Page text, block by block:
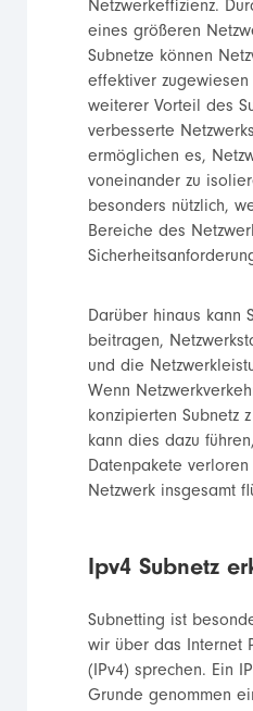
Netzwerkeffizienz.
eines größeren
Subnetze können
effektiver zugewiesen
weiterer Vorteil des
verbesserte
ermöglichen es,
voneinander zu
besonders nützlich,
Bereiche des
Darüber hinaus kann
beitragen,
und die
Wenn
konzipierten Subnetz
kann dies dazu
Datenpakete
Netzwerk insgesamt
Ipv4 Subnetz
Subnetting ist
wir über das Internet
(IPv4) sprechen. Ein
Grunde genommen